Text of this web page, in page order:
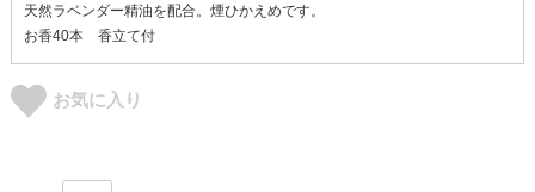
天然ラベンダー精油を配合。煙ひかえめです。
お香40本 香立て付
お気に入り